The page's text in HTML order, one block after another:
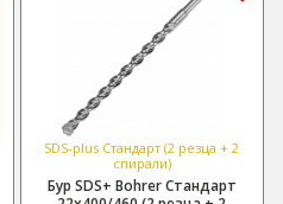
SDS-plus Стандарт (2 резца + 2
спирали)
Бур SDS+ Bohrer Стандарт